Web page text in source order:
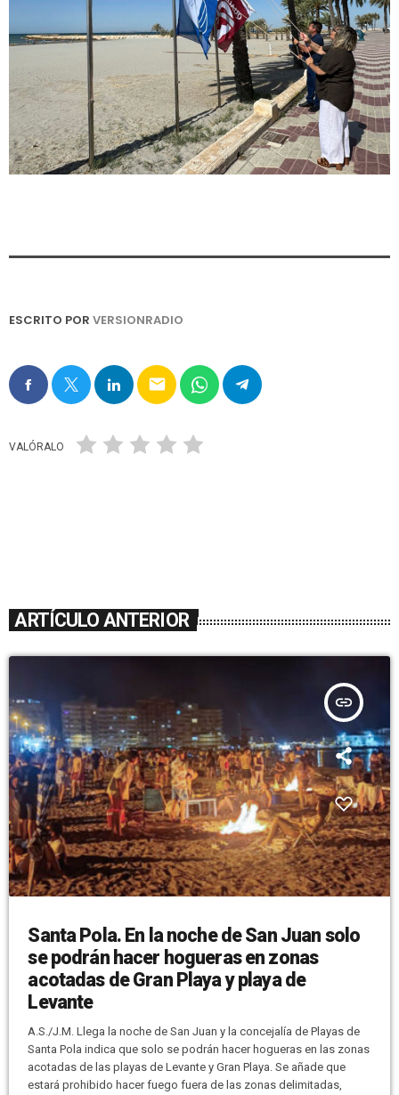
ESCRITO POR VERSIONRADIO
email
VALÓRALO
ARTÍCULO ANTERIOR
insert_link
Santa Pola. En la noche de San Juan solo
se podrán hacer hogueras en zonas
acotadas de Gran Playa y playa de
Levante
A.S./J.M. Llega la noche de San Juan y la concejalía de Playas de
Santa Pola indica que solo se podrán hacer hogueras en las zonas
acotadas de las playas de Levante y Gran Playa. Se añade que
estará prohibido hacer fuego fuera de las zonas delimitadas,